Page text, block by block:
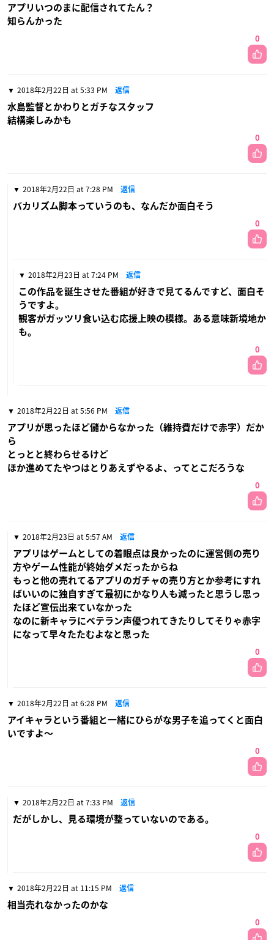
アプリいつのまに配信されてたん？
知らんかった
0
2018年2月22日 at 5:33 PM 返信
水島監督とかわりとガチなスタッフ
結構楽しみかも
0
2018年2月22日 at 7:28 PM 返信
バカリズム脚本っていうのも、なんだか面白そう
0
2018年2月23日 at 7:24 PM 返信
この作品を誕生させた番組が好きで見てるんですど、面白そ
うですよ。
観客がガッツリ食い込む応援上映の模様。ある意味新境地か
も。
0
2018年2月22日 at 5:56 PM 返信
アプリが思ったほど儲からなかった（維持費だけで赤字）だか
ら
とっとと終わらせるけど
ほか進めてたやつはとりあえずやるよ、ってとこだろうな
0
2018年2月23日 at 5:57 AM 返信
アプリはゲームとしての着眼点は良かったのに運営側の売り
方やゲーム性能が終始ダメだったからね
もっと他の売れてるアプリのガチャの売り方とか参考にすれ
ばいいのに独自すぎて最初にかなり人も減ったと思うし思っ
たほど宣伝出来ていなかった
なのに新キャラにベテラン声優つれてきたりしてそりゃ赤字
になって早々たたむよなと思った
0
2018年2月22日 at 6:28 PM 返信
アイキャラという番組と一緒にひらがな男子を追ってくと面白
いですよ〜
0
2018年2月22日 at 7:33 PM 返信
だがしかし、見る環境が整っていないのである。
0
2018年2月22日 at 11:15 PM 返信
相当売れなかったのかな
0